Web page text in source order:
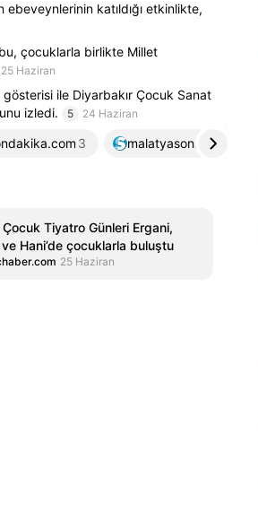
katıldığı etkinlikte,
çocuklarla birlikte Millet
25 Haziran
ile Diyarbakır Çocuk Sanat
izledi.
5 24 Haziran
3 malatyasonsoz.com.tr
Tiyatro Günleri Ergani,
Hani’de çocuklarla buluştu
25 Haziran